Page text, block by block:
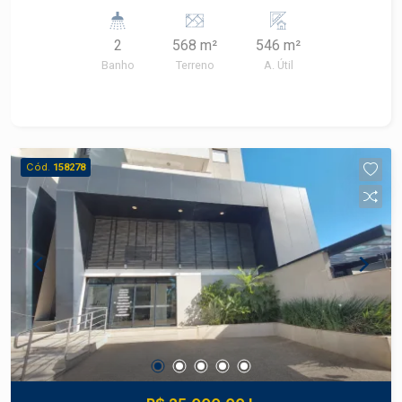
Toledo, em uma das regiões mais movimentadas
e estratégicas do centro de Piracicaba. O imóvel
praticidade e funcionalidade no dia a dia da
operação. Perfeito para empresas que buscam
visibilidade, fácil acesso e localização
privilegiada.
2
Banho
568 m²
Terreno
546 m²
A. Útil
Cód. 158278